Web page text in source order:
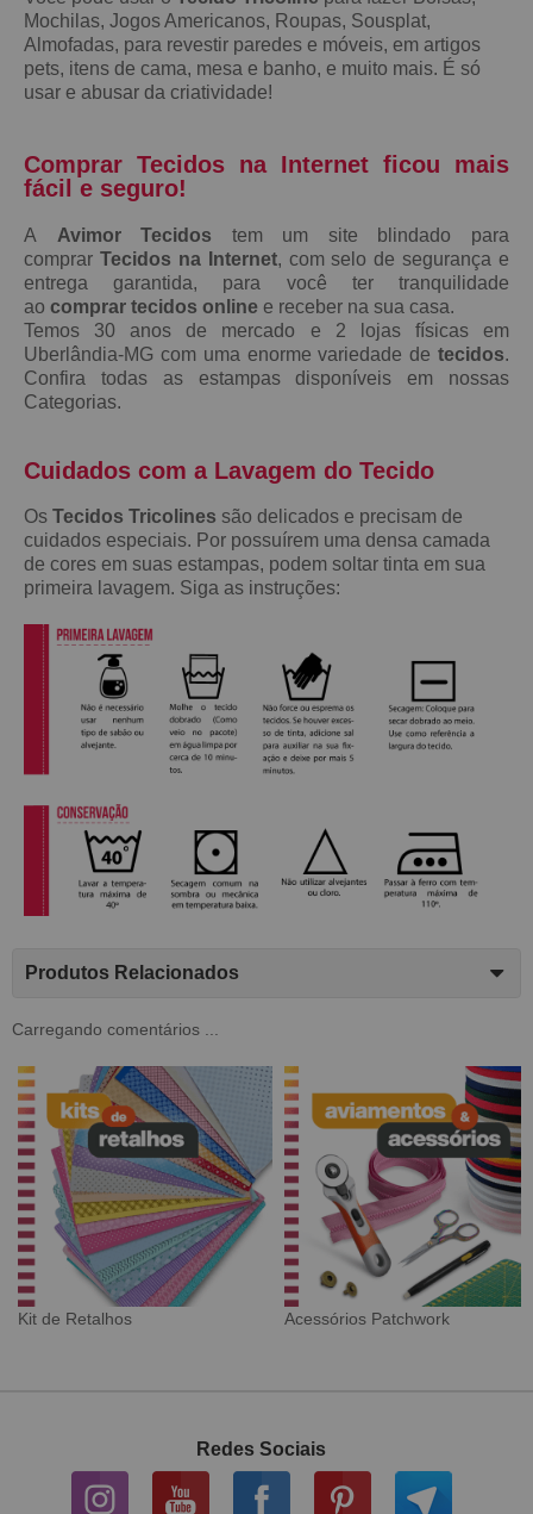
Mochilas, Jogos Americanos, Roupas, Sousplat,
Almofadas, para revestir paredes e móveis, em artigos
pets, itens de cama, mesa e banho, e muito mais. É só
usar e abusar da criatividade!
Comprar Tecidos na Internet ficou mais
fácil e seguro!
A Avimor Tecidos tem um site blindado para
comprar Tecidos na Internet, com selo de segurança e
entrega garantida, para você ter tranquilidade
ao comprar tecidos online e receber na sua casa.
Temos 30 anos de mercado e 2 lojas físicas em
Uberlândia-MG com uma enorme variedade de tecidos.
Confira todas as estampas disponíveis em nossas
Categorias.
Cuidados com a Lavagem do Tecido
Os Tecidos Tricolines são delicados e precisam de
cuidados especiais. Por possuírem uma densa camada
de cores em suas estampas, podem soltar tinta em sua
primeira lavagem. Siga as instruções:
Produtos Relacionados
Carregando comentários ...
Tecido Digital Sarja
Redes Sociais